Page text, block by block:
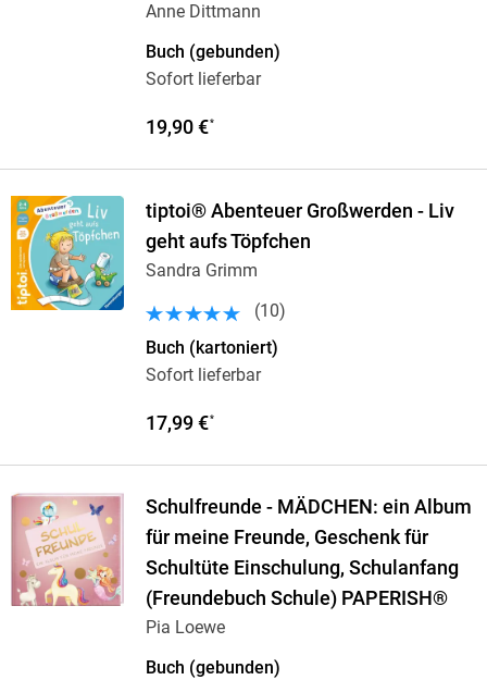
Anne Dittmann
Buch (gebunden)
Sofort lieferbar
19,90 €*
tiptoi® Abenteuer Großwerden - Liv
geht aufs Töpfchen
Sandra Grimm
(10)
Buch (kartoniert)
Sofort lieferbar
17,99 €*
Schulfreunde - MÄDCHEN: ein Album
für meine Freunde, Geschenk für
Schultüte Einschulung, Schulanfang
(Freundebuch Schule) PAPERISH®
Pia Loewe
Buch (gebunden)